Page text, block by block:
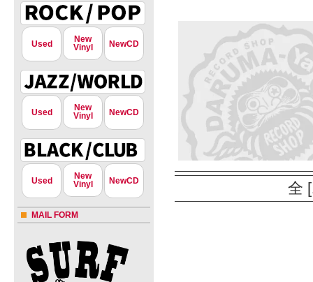
Used
New
Vinyl
NewCD
Used
New
Vinyl
NewCD
Used
New
Vinyl
NewCD
MAIL FORM
全